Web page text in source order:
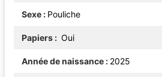
Sexe Pouliche
Papiers Oui
Année de naissance 2025